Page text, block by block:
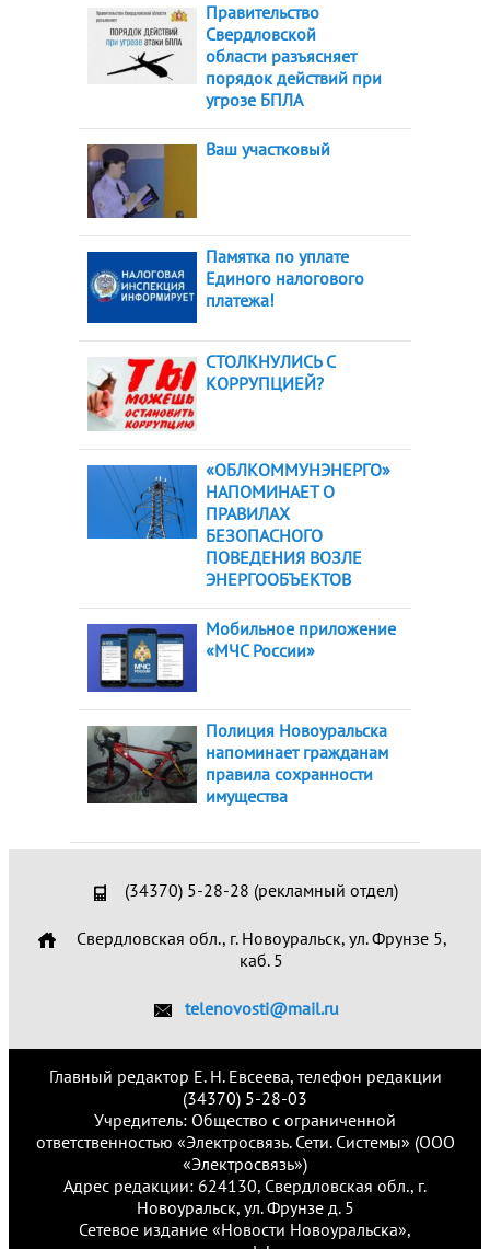
Правительство
Свердловской
области разъясняет
порядок действий при
угрозе БПЛА
Ваш участковый
Памятка по уплате
Единого налогового
платежа!
СТОЛКНУЛИСЬ С
КОРРУПЦИЕЙ?
«ОБЛКОММУНЭНЕРГО»
НАПОМИНАЕТ О
ПРАВИЛАХ
БЕЗОПАСНОГО
ПОВЕДЕНИЯ ВОЗЛЕ
ЭНЕРГООБЪЕКТОВ
Мобильное приложение
«МЧС России»
Полиция Новоуральска
напоминает гражданам
правила сохранности
имущества
(34370) 5-28-28 (рекламный отдел)
Свердловская обл., г. Новоуральск, ул. Фрунзе 5,
каб. 5
telenovosti@mail.ru
Главный редактор Е. Н. Евсеева, телефон редакции
(34370) 5-28-03
Учредитель: Общество с ограниченной
ответственностью «Электросвязь. Сети. Системы» (ООО
«Электросвязь»)
Адрес редакции: 624130, Свердловская обл., г.
Новоуральск, ул. Фрунзе д. 5
Сетевое издание «Новости Новоуральска»,